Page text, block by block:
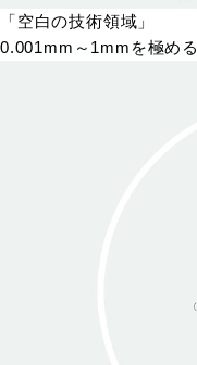
「空白の技術領域」
0.001mm～1mmを極める